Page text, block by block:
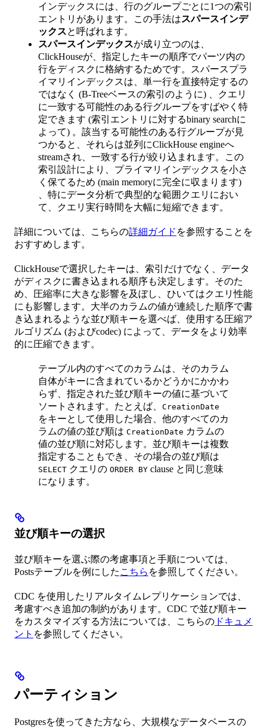
インデックスには、行のグループごとに1つの索引
エントリがあります。この手法はスパースインデ
ックスと呼ばれます。
スパースインデックスが成り立つのは、
ClickHouseが、指定したキーの順序でパーツ内の
行をディスクに格納するためです。スパースプラ
イマリインデックスは、単一行を直接特定するの
ではなく (B-Treeベースの索引のように) 、クエリ
に一致する可能性のある行グループをすばやく特
定できます (索引エントリに対するbinary searchに
よって) 。該当する可能性のある行グループが見
つかると、それらは並列にClickHouse engineへ
streamされ、一致する行が絞り込まれます。この
索引設計により、プライマリインデックスを小さ
く保てるため (main memoryに完全に収まります)
、特にデータ分析で典型的な範囲クエリにおい
て、クエリ実行時間を大幅に短縮できます。
詳細については、こちらの詳細ガイド を参照することを
おすすめします。
ClickHouseで選択したキーは、索引だけでなく、データ
がディスクに書き込まれる順序も決定します。そのた
め、圧縮率に大きな影響を及ぼし、ひいてはクエリ性能
にも影響します。大半のカラムの値が連続した順序で書
き込まれるような並び順キーを選べば、使用する圧縮ア
ルゴリズム (およびcodec) によって、データをより効率
的に圧縮できます。
テーブル内のすべてのカラムは、そのカラム
自体がキーに含まれているかどうかにかかわ
らず、指定された並び順キーの値に基づいて
ソートされます。たとえば、 CreationDate
をキーとして使用した場合、他のすべてのカ
ラムの値の並び順は CreationDate カラムの
値の並び順に対応します。並び順キーは複数
指定することもでき、その場合の並び順は
SELECT クエリの ORDER BY clause と同じ意味
になります。
並び順キーの選択
並び順キーを選ぶ際の考慮事項と手順については、
Postsテーブルを例にした こちら を参照してください。
CDC を使用したリアルタイムレプリケーションでは、
考慮すべき追加の制約があります。CDC で並び順キー
をカスタマイズする方法については、こちらの ドキュメ
ント を参照してください。
パーティション
Postgresを使ってきた方なら、大規模なデータベースの